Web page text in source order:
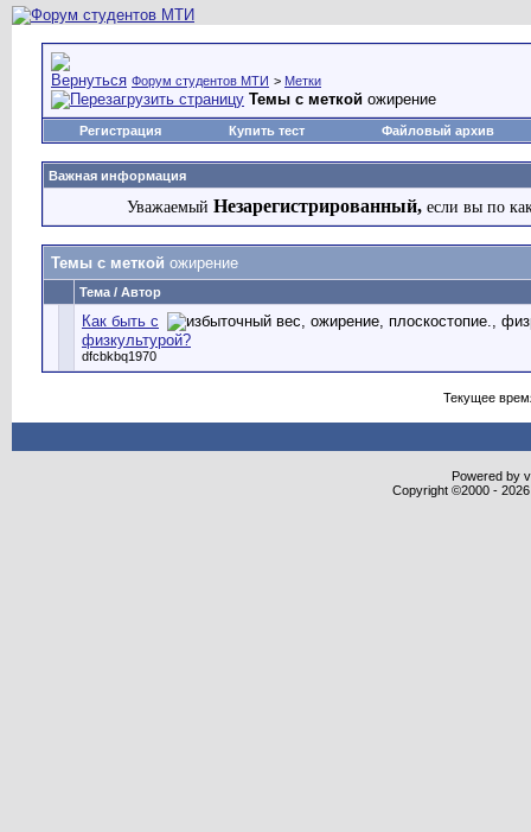
Форум студентов МТИ > Метки
Темы с меткой ожирение
Регистрация Купить тест Файловый архив
Важная информация
Уважаемый Незарегистрированный, если вы по
Темы с меткой ожирение
Тема / Автор
Как быть с
физкультурой?
dfcbkbq1970
Текущее
Powered by
Copyright ©2000 -